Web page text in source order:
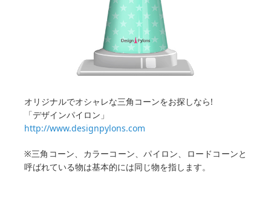
オリジナルでオシャレな三角コーンをお探しなら!
「デザインパイロン」
http://www.designpylons.com
※三角コーン、カラーコーン、パイロン、ロードコーンと
呼ばれている物は基本的には同じ物を指します。